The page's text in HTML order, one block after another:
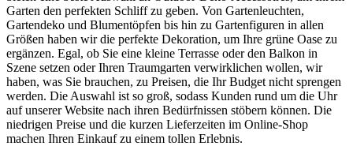
Garten den perfekten Schliff zu geben. Von Gartenleuchten,
Gartendeko und Blumentöpfen bis hin zu Gartenfiguren in allen
Größen haben wir die perfekte Dekoration, um Ihre grüne Oase zu
ergänzen. Egal, ob Sie eine kleine Terrasse oder den Balkon in
Szene setzen oder Ihren Traumgarten verwirklichen wollen, wir
haben, was Sie brauchen, zu Preisen, die Ihr Budget nicht sprengen
werden. Die Auswahl ist so groß, sodass Kunden rund um die Uhr
auf unserer Website nach ihren Bedürfnissen stöbern können. Die
niedrigen Preise und die kurzen Lieferzeiten im Online-Shop
machen Ihren Einkauf zu einem tollen Erlebnis.